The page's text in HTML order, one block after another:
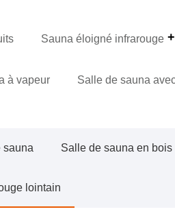
Sauna éloigné infrarouge
à vapeur Salle de sauna
sauna Salle de sauna en bois
lointain